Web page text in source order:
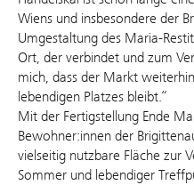
Wiens und insbesondere der
Umgestaltung des Maria-
Ort, der verbindet und zum
mich, dass der Markt
lebendigen Platzes bleibt.“
Mit der Fertigstellung Ende
Bewohner:innen der
vielseitig nutzbare Fläche zur
Sommer und lebendiger